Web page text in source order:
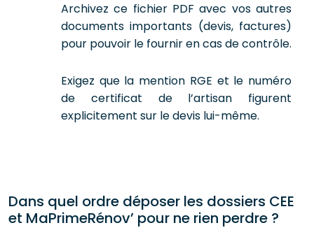
Archivez ce fichier PDF avec vos autres
documents importants (devis, factures)
pour pouvoir le fournir en cas de contrôle.
Exigez que la mention RGE et le numéro
de certificat de l’artisan figurent
explicitement sur le devis lui-même.
Dans quel ordre déposer les dossiers CEE
et MaPrimeRénov’ pour ne rien perdre ?